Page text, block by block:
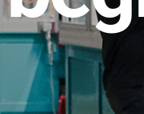
für
und zukunftsfähig.